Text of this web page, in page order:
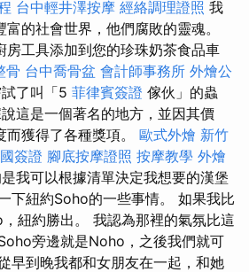
台中輕井澤按摩 經絡調理證照 我
的社會世界，他們腐敗的靈魂。
房工具添加到您的珍珠奶茶食品車
骨 台中喬骨盆 會計師事務所 外燴公
了叫「5 菲律賓簽證 傢伙」的蟲
這是一個著名的地方，並因其價
獲得了各種獎項。 歐式外燴 新竹
簽證 腳底按摩證照 按摩教學 外燴
我可以根據清單決定我想要的漢堡
下紐約Soho的一些事情。 如果我比
紐約勝出。 我認為那裡的氣氛比這
旁邊就是Noho，之後我們就可
早到晚我都和女朋友在一起，和她